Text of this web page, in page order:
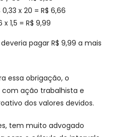
x 20 = R$ 6,66
1,5 = R$ 9,99
pagar R$ 9,99 a mais
essa obrigação, o
com ação trabalhista e
dos valores devidos.
tem muito advogado